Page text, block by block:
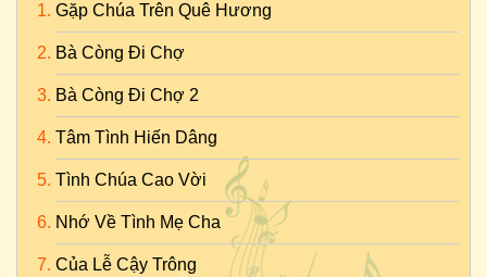
Gặp Chúa Trên Quê Hương
Bà Còng Đi Chợ
Bà Còng Đi Chợ 2
Tâm Tình Hiến Dâng
Tình Chúa Cao Vời
Nhớ Về Tình Mẹ Cha
Của Lễ Cậy Trông